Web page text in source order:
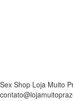
Sex Shop Loja Muito